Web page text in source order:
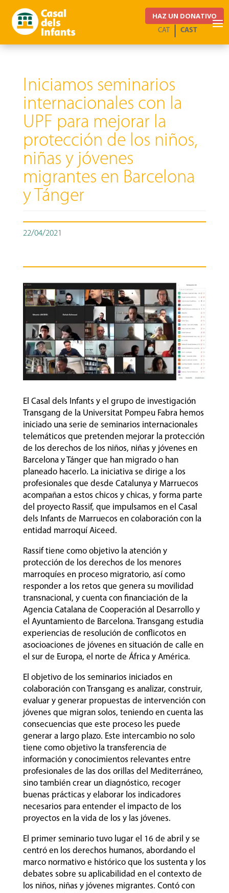
HAZ UN DONATIVO
CAST
CAT
Iniciamos seminarios
internacionales con la
UPF para mejorar la
protección de los niños,
niñas y jóvenes
migrantes en Barcelona
y Tánger
22/04/2021
El Casal dels Infants y el grupo de investigación
Transgang de la Universitat Pompeu Fabra hemos
iniciado una serie de seminarios internacionales
telemáticos que pretenden mejorar la protección
de los derechos de los niños, niñas y jóvenes en
Barcelona y Tánger que han migrado o han
planeado hacerlo. La iniciativa se dirige a los
profesionales que desde Catalunya y Marruecos
acompañan a estos chicos y chicas, y forma parte
del proyecto Rassif, que impulsamos en el Casal
dels Infants de Marruecos en colaboración con la
entidad marroquí Aiceed.
Rassif tiene como objetivo la atención y
protección de los derechos de los menores
marroquíes en proceso migratorio, así como
responder a los retos que genera su movilidad
transnacional, y cuenta con financiación de la
Agencia Catalana de Cooperación al Desarrollo y
el Ayuntamiento de Barcelona. Transgang estudia
experiencias de resolución de conflicotos en
asocioaciones de jóvenes en situación de calle en
el sur de Europa, el norte de África y América.
El objetivo de los seminarios iniciados en
colaboración con Transgang es analizar, construir,
evaluar y generar propuestas de intervención con
jóvenes que migran solos, teniendo en cuenta las
consecuencias que este proceso les puede
generar a largo plazo. Este intercambio no solo
tiene como objetivo la transferencia de
información y conocimientos relevantes entre
profesionales de las dos orillas del Mediterráneo,
sino también crear un diagnóstico, recoger
buenas prácticas y elaborar los indicadores
necesarios para entender el impacto de los
proyectos en la vida de los y las jóvenes.
El primer seminario tuvo lugar el 16 de abril y se
centró en los derechos humanos, abordando el
marco normativo e histórico que los sustenta y los
debates sobre su aplicabilidad en el contexto de
los niños, niñas y jóvenes migrantes. Contó con